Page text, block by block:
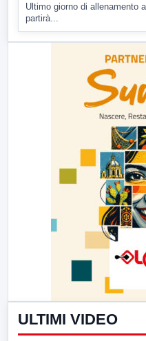
Ultimo giorno di allenamento
partirà...
ULTIMI VIDEO